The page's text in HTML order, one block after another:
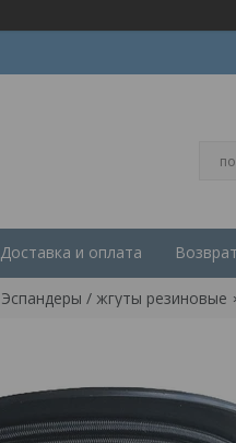
Доставка и оплата
Эспандеры / жгуты резиновые